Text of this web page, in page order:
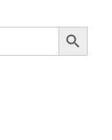
Zoekknop